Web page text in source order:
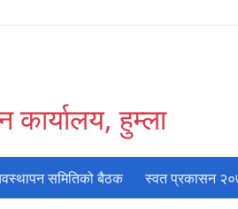
कार्यालय, हुम्ला
समितिको बैठक स्वत प्रकासन